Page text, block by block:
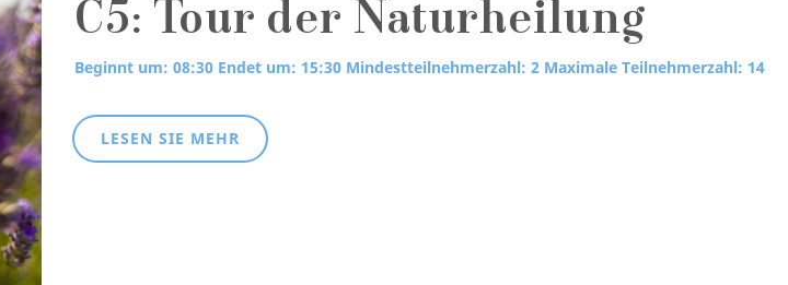
C5: Tour der Naturheilung
Beginnt um: 08:30 Endet um: 15:30 Mindestteilnehmerzahl: 2 Maximale Teilnehmerzahl: 14
LESEN SIE MEHR